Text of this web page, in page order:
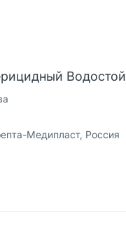
Медипласт, Россия